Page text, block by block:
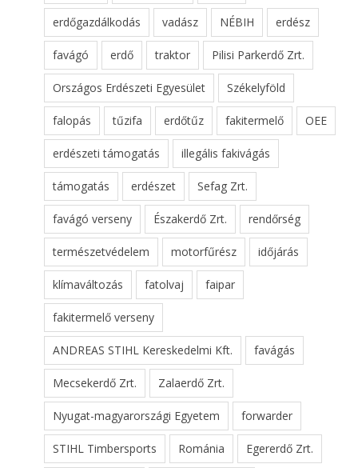
erdőgazdálkodás vadász NÉBIH erdész
favágó erdő traktor Pilisi Parkerdő Zrt.
Országos Erdészeti Egyesület Székelyföld
falopás tűzifa erdőtűz fakitermelő OEE
erdészeti támogatás illegális fakivágás
támogatás erdészet Sefag Zrt.
favágó verseny Északerdő Zrt. rendőrség
természetvédelem motorfűrész időjárás
klímaváltozás fatolvaj faipar
fakitermelő verseny
ANDREAS STIHL Kereskedelmi Kft. favágás
Mecsekerdő Zrt. Zalaerdő Zrt.
Nyugat-magyarországi Egyetem forwarder
STIHL Timbersports Románia Egererdő Zrt.